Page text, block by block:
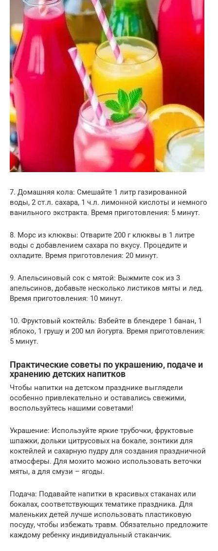
7. Домашняя кола: Смешайте 1 литр газированной
воды, 2 ст.л. сахара, 1 ч.л. лимонной кислоты и немного
ванильного экстракта. Время приготовления: 5 минут.
8. Морс из клюквы: Отварите 200 г клюквы в 1 литре
воды с добавлением сахара по вкусу. Процедите и
охладите. Время приготовления: 20 минут.
9. Апельсиновый сок с мятой: Выжмите сок из 3
апельсинов, добавьте несколько листиков мяты и лед.
Время приготовления: 10 минут.
10. Фруктовый коктейль: Взбейте в блендере 1 банан, 1
яблоко, 1 грушу и 200 мл йогурта. Время приготовления:
5 минут.
Практические советы по украшению, подаче и
хранению детских напитков
Чтобы напитки на детском празднике выглядели
особенно привлекательно и оставались свежими,
воспользуйтесь нашими советами!
Украшение: Используйте яркие трубочки, фруктовые
шпажки, дольки цитрусовых на бокале, зонтики для
коктейлей и сахарную пудру для создания праздничной
атмосферы. Для мохито можно использовать веточки
мяты, а для смузи – ягоды.
Подача: Подавайте напитки в красивых стаканах или
бокалах, соответствующих тематике праздника. Для
маленьких детей лучше использовать пластиковую
посуду, чтобы избежать травм. Обязательно предложите
каждому ребенку индивидуальный стаканчик.